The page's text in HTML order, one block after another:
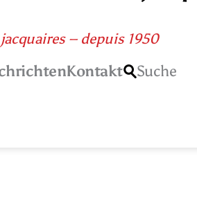
– depuis 1950
Kontakt Suche